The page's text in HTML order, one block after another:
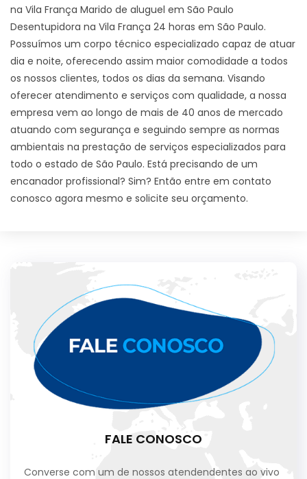
na Vila França Marido de aluguel em São Paulo
Desentupidora na Vila França 24 horas em São Paulo.
Possuímos um corpo técnico especializado capaz de atuar
dia e noite, oferecendo assim maior comodidade a todos
os nossos clientes, todos os dias da semana. Visando
oferecer atendimento e serviços com qualidade, a nossa
empresa vem ao longo de mais de 40 anos de mercado
atuando com segurança e seguindo sempre as normas
ambientais na prestação de serviços especializados para
todo o estado de São Paulo. Está precisando de um
encanador profissional? Sim? Então entre em contato
conosco agora mesmo e solicite seu orçamento.
FALE CONOSCO
Converse com um de nossos atendendentes ao vivo